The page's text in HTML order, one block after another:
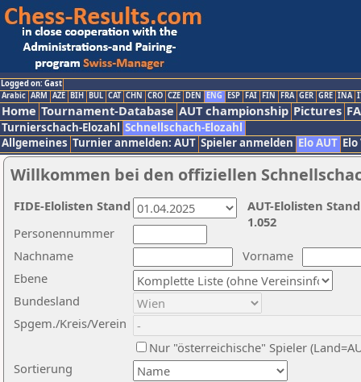
Logged on: Gast
Arabic ARM AZE BIH BUL CAT CHN CRO CZE DEN ENG ESP FAI FIN FRA GER GRE INA
Home Tournament-Database AUT championship Pictures
Turnierschach-Elozahl Schnellschach-Elozahl
Allgemeines Turnier anmelden: AUT Spieler anmelden Elo AUT
Willkommen bei den offiziellen
Nachname
Vorname
Ebene
Sortierung
Personennummer
Bundesland
Spgem./Kreis/Verein
Nur "österreichische" Spieler
AUT-Elolisten
1.052
FIDE-Elolisten Stand